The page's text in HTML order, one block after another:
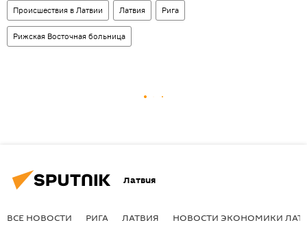
Происшествия в Латвии Латвия Рига
Рижская Восточная больница
Латвия
ВСЕ НОВОСТИ РИГА ЛАТВИЯ НОВОСТИ ЭКОНОМИКИ